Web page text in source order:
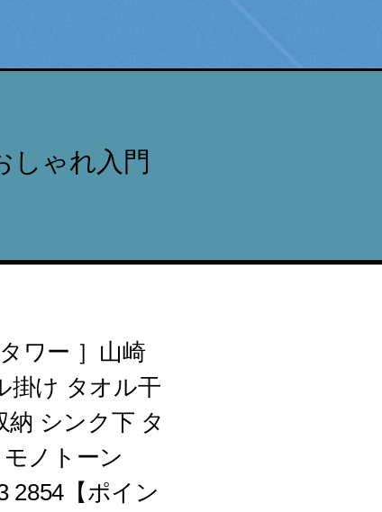
しゃれ入門
ワー ］山崎
掛け タオル干
シンク下 タ
ノトーン
2854【ポイン